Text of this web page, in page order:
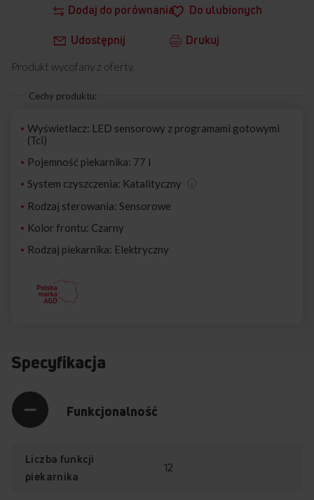
Dodaj do porównania Do ulubionych
Udostępnij Drukuj
Produkt wycofany z oferty.
Cechy produktu:
Wyświetlacz: LED sensorowy z programami gotowymi
(Tci)
Pojemność piekarnika: 77 l
System czyszczenia: Katalityczny
Rodzaj sterowania: Sensorowe
Kolor frontu: Czarny
Rodzaj piekarnika: Elektryczny
Specyfikacja
Funkcjonalność
Liczba funkcji
piekarnika
12